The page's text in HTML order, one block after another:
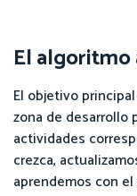
El
El objetivo
zona de desarrollo
actividades
crezca,
aprendemos con